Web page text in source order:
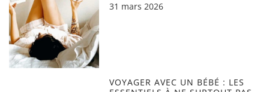
31 mars 2026
VOYAGER AVEC UN BÉBÉ : LES